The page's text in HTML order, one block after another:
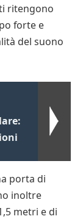
ritengono
forte e
del suono
porta di
inoltre
metri e di